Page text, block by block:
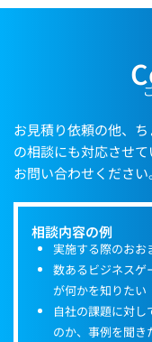
お見積り依頼の他、
の相談にも対応させ
お問い合わせください
相談内容の例
実施する際のおお
数あるビジネスゲ
が何かを知りたい
自社の課題に対し
のか、事例を聞き